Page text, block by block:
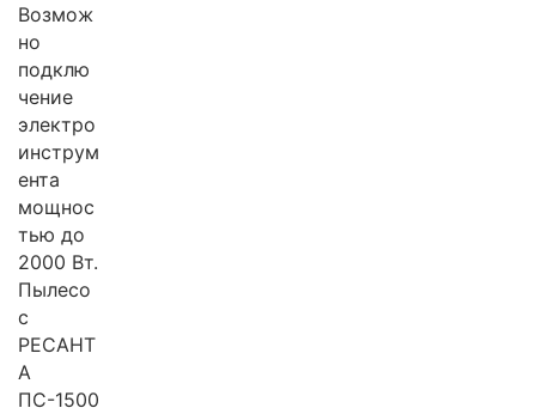
Возмож
но
подклю
чение
электро
инструм
ента
мощнос
тью до
2000 Вт.
Пылесо
с
РЕСАНТ
А
ПС-1500